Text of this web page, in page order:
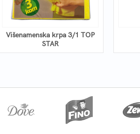
Višenamenska krpa 3/1 TOP
STAR